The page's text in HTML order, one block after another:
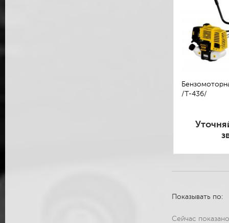
/T-436/
Показывать по:
Сейчас